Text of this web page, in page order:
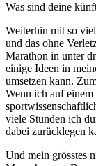
Was sind deine
Weiterhin mit so
und das ohne
Marathon in unter
einige Ideen in
umsetzen kann.
Wenn ich auf
viele Stunden ich
dabei zurücklegen
Und mein grösstes